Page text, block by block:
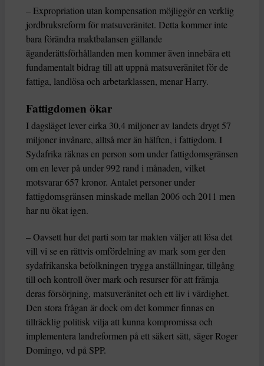
– Expropriation utan kompensation möjliggör en verklig
jordbruksreform för matsuveränitet. Detta kommer inte
bara förändra maktbalansen gällande
äganderättsförhållanden men kommer även innebära ett
fundamentalt bidrag till att uppnå matsuveränitet för de
fattiga, landlösa och arbetarklassen, menar Harry.
Fattigdomen ökar
I dagsläget lever cirka 30,4 miljoner av landets drygt 57
miljoner invånare, alltså mer än hälften, i fattigdom. I
Sydafrika räknas en person som under fattigdomsgränsen
om en lever på under 992 rand i månaden, vilket
motsvarar 657 kronor. Antalet personer under
fattigdomsgränsen minskade mellan 2006 och 2011 men
har nu ökat igen.
– Oavsett hur det parti som tar makten väljer att lösa det
vill vi se en rättvis omfördelning av mark som ger den
sydafrikanska befolkningen trygga anställningar, tillgång
till och kontroll över mark och resurser för att främja
deras försörjning, matsuveränitet och ett liv i värdighet.
Den stora frågan är dock om det kommer finnas en
tillräcklig politisk vilja att kunna kompromissa och
implementera landreformen på ett säkert sätt, säger Roger
Domingo, vd på SPP.